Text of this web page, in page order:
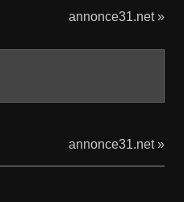
annonce31.net »
annonce31.net »